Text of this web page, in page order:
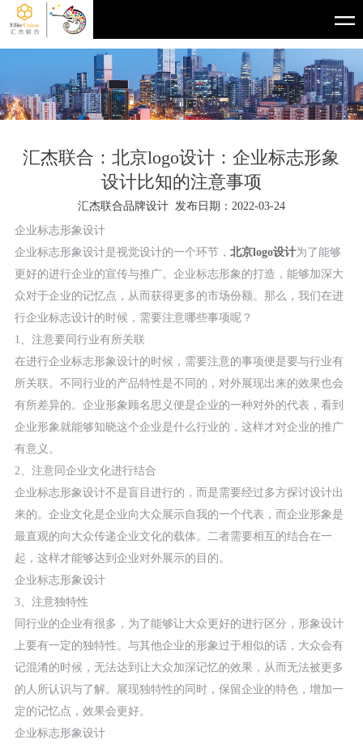
汇杰联合：北京logo设计：企业标志形象
设计比知的注意事项
汇杰联合品牌设计 发布日期：2022-03-24
企业标志形象设计
企业标志形象设计是视觉设计的一个环节， 北京logo设计为了能够
更好的进行企业的宣传与推广。企业标志形象的打造，能够加深大
众对于企业的记忆点，从而获得更多的市场份额。那么，我们在进
行企业标志设计的时候，需要注意哪些事项呢？
1、注意要同行业有所关联
在进行企业标志形象设计的时候，需要注意的事项便是要与行业有
所关联。不同行业的产品特性是不同的，对外展现出来的效果也会
有所差异的。企业形象顾名思义便是企业的一种对外的代表，看到
企业形象就能够知晓这个企业是什么行业的，这样才对企业的推广
有意义。
2、注意同企业文化进行结合
企业标志形象设计不是盲目进行的，而是需要经过多方探讨设计出
来的。企业文化是企业向大众展示自我的一个代表，而企业形象是
最直观的向大众传递企业文化的载体。二者需要相互的结合在一
起，这样才能够达到企业对外展示的目的。
企业标志形象设计
3、注意独特性
同行业的企业有很多，为了能够让大众更好的进行区分，形象设计
上要有一定的独特性。与其他企业的形象过于相似的话，大众会有
记混淆的时候，无法达到让大众加深记忆的效果，从而无法被更多
的人所认识与了解。展现独特性的同时，保留企业的特色，增加一
定的记忆点，效果会更好。
企业标志形象设计